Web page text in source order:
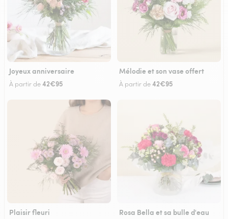
Joyeux anniversaire
À partir de42€95
Mélodie et son vase offert
À partir de42€95
Plaisir fleuri Rosa Bella et sa bulle d'eau